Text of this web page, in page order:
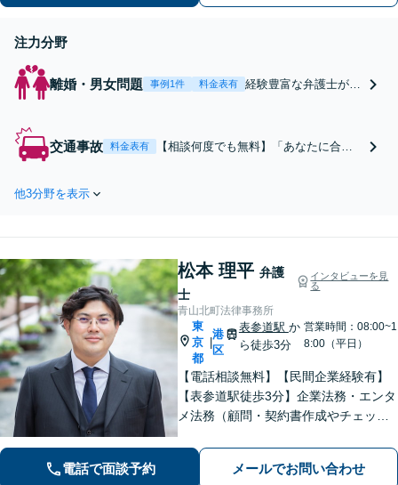
解消し、迅速に解決策を提供いたしま
注力分野
離婚・男女問題 事例1件 料金表有
経験豊富な弁護士があ
「他の事務所で取り合
財産分与／養育費／親
権など【完全個室対
交通事故 料金表有
【相談何度でも無料】「あなたに合っ
ロナ不況・物価高騰に苦しむ企業さま
他3分野を表示
松本 理平 弁護
士
インタビューを見
る
青山北町法律事務所
東
京
都
|
港
区
表参道駅 か
ら徒歩3分
営業時間：08:00~1
8:00（平日）
【電話相談無料】【民間企業経験有】
【表参道駅徒歩3分】企業法務・エンタ
メ法務（顧問・契約書作成やチェッ
ください。税理士・司法書士などと連
携しサポートします。投資詐欺や離婚
電話で面談予約 メールでお問い合わせ